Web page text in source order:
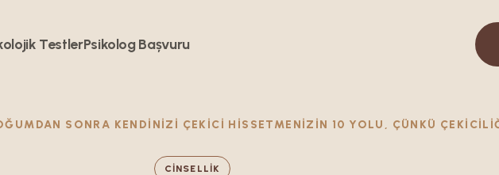
TestlerPsikolog Bașvuru
CINSELLIK